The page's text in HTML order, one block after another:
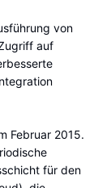
von
auf
Februar 2015.
für den